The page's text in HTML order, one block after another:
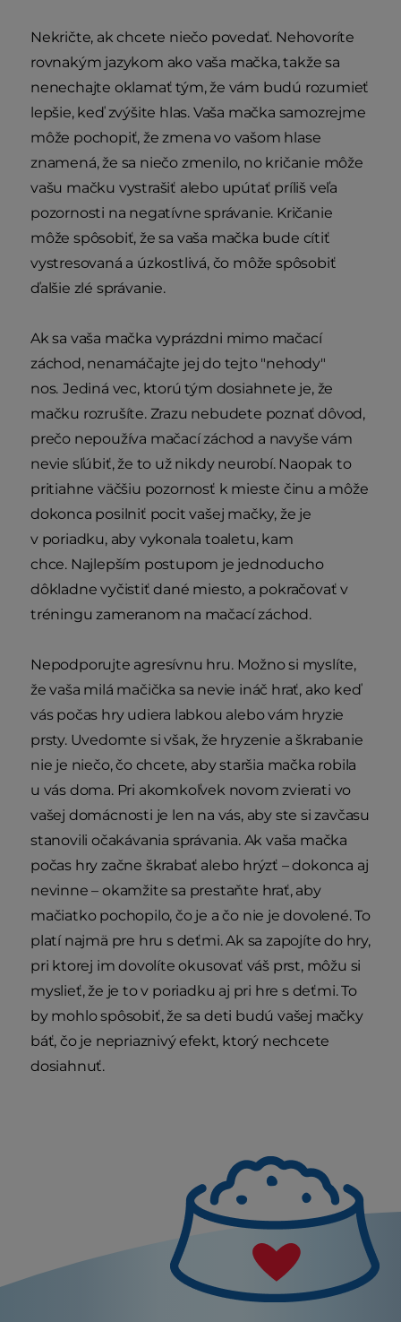
Nekričte, ak chcete niečo povedať. Nehovoríte
rovnakým jazykom ako vaša mačka, takže sa
nenechajte oklamať tým, že vám budú rozumieť
lepšie, keď zvýšite hlas. Vaša mačka samozrejme
môže pochopiť, že zmena vo vašom hlase
znamená, že sa niečo zmenilo, no kričanie môže
vašu mačku vystrašiť alebo upútať príliš veľa
pozornosti na negatívne správanie. Kričanie
môže spôsobiť, že sa vaša mačka bude cítiť
vystresovaná a úzkostlivá, čo môže spôsobiť
ďalšie zlé správanie.
Ak sa vaša mačka vyprázdni mimo mačací
záchod, nenamáčajte jej do tejto "nehody"
nos. Jediná vec, ktorú tým dosiahnete je, že
mačku rozrušíte. Zrazu nebudete poznať dôvod,
prečo nepoužíva mačací záchod a navyše vám
nevie sľúbiť, že to už nikdy neurobí. Naopak to
pritiahne väčšiu pozornosť k mieste činu a môže
dokonca posilniť pocit vašej mačky, že je
v poriadku, aby vykonala toaletu, kam
chce. Najlepším postupom je jednoducho
dôkladne vyčistiť dané miesto, a pokračovať v
tréningu zameranom na mačací záchod.
Nepodporujte agresívnu hru. Možno si myslíte,
že vaša milá mačička sa nevie ináč hrať, ako keď
vás počas hry udiera labkou alebo vám hryzie
prsty. Uvedomte si však, že hryzenie a škrabanie
nie je niečo, čo chcete, aby staršia mačka robila
u vás doma. Pri akomkoľvek novom zvierati vo
vašej domácnosti je len na vás, aby ste si zavčasu
stanovili očakávania správania. Ak vaša mačka
počas hry začne škrabať alebo hrýzť – dokonca aj
nevinne – okamžite sa prestaňte hrať, aby
mačiatko pochopilo, čo je a čo nie je dovolené. To
platí najmä pre hru s deťmi. Ak sa zapojíte do hry,
pri ktorej im dovolíte okusovať váš prst, môžu si
myslieť, že je to v poriadku aj pri hre s deťmi. To
by mohlo spôsobiť, že sa deti budú vašej mačky
báť, čo je nepriaznivý efekt, ktorý nechcete
dosiahnuť.